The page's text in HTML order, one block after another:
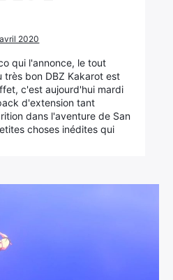
2020
qui l'annonce, le tout
très bon DBZ Kakarot est
c'est aujourd'hui mardi
d'extension tant
dans l'aventure de San
choses inédites qui